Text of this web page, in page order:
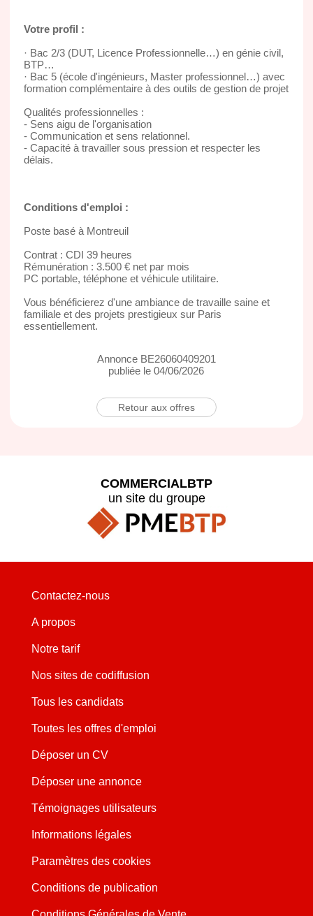
Votre profil :
· Bac 2/3 (DUT, Licence Professionnelle…) en génie civil,
BTP…
· Bac 5 (école d'ingénieurs, Master professionnel…) avec
formation complémentaire à des outils de gestion de projet
Qualités professionnelles :
- Sens aigu de l'organisation
- Communication et sens relationnel.
- Capacité à travailler sous pression et respecter les
délais.
Conditions d'emploi :
Poste basé à Montreuil
Contrat : CDI 39 heures
Rémunération : 3.500 € net par mois
PC portable, téléphone et véhicule utilitaire.
Vous bénéficierez d'une ambiance de travaille saine et
familiale et des projets prestigieux sur Paris
essentiellement.
Annonce BE26060409201
publiée le 04/06/2026
Retour aux offres
COMMERCIALBTP
un site du groupe
Contactez-nous
A propos
Notre tarif
Nos sites de codiffusion
Tous les candidats
Toutes les offres d'emploi
Déposer un CV
Déposer une annonce
Témoignages utilisateurs
Informations légales
Paramètres des cookies
Conditions de publication